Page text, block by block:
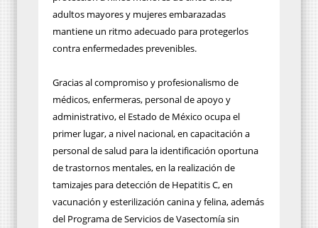
adultos mayores y mujeres embarazadas
mantiene un ritmo adecuado para protegerlos
contra enfermedades prevenibles.
Gracias al compromiso y profesionalismo de
médicos, enfermeras, personal de apoyo y
administrativo, el Estado de México ocupa el
primer lugar, a nivel nacional, en capacitación a
personal de salud para la identificación oportuna
de trastornos mentales, en la realización de
tamizajes para detección de Hepatitis C, en
vacunación y esterilización canina y felina, además
del Programa de Servicios de Vasectomía sin